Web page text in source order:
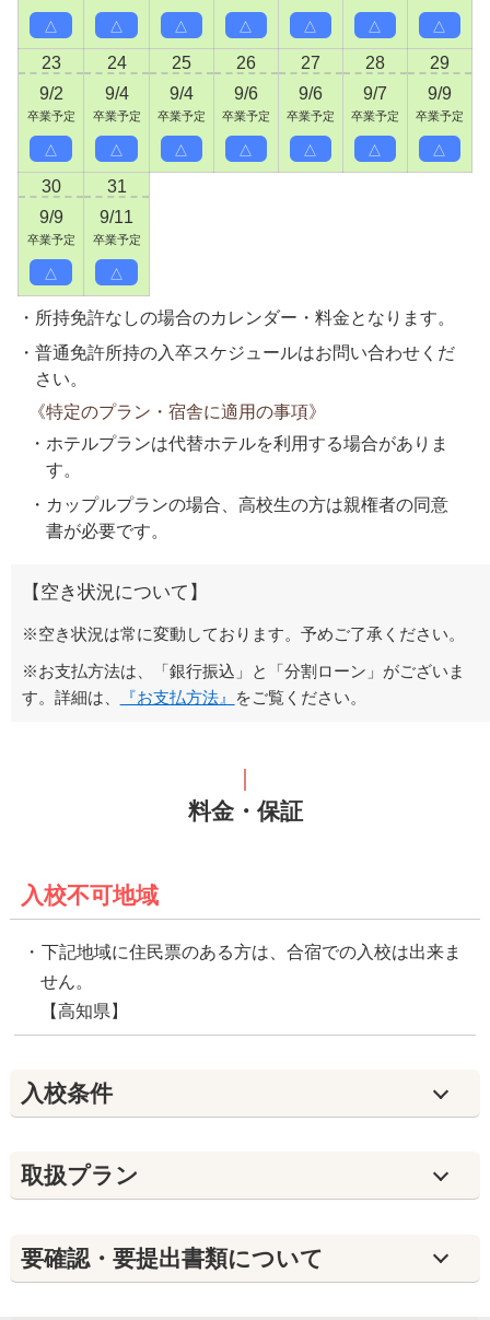
△ △ △ △ △ △ △
23
9/2
卒業予定
△
24
9/4
卒業予定
△
25
9/4
卒業予定
△
26
9/6
卒業予定
△
27
9/6
卒業予定
△
28
9/7
卒業予定
△
29
9/9
卒業予定
△
30
9/9
卒業予定
△
31
9/11
卒業予定
△
所持免許なしの場合のカレンダー・料金となります。
普通免許所持の入卒スケジュールはお問い合わせくだ
さい。
《特定のプラン・宿舎に適用の事項》
ホテルプランは代替ホテルを利用する場合がありま
す。
カップルプランの場合、高校生の方は親権者の同意
書が必要です。
【空き状況について】
※空き状況は常に変動しております。予めご了承ください。
※お支払方法は、「銀行振込」と「分割ローン」がございま
す。詳細は、
『お支払方法』 をご覧ください。
料金・保証
入校不可地域
下記地域に住民票のある方は、合宿での入校は出来ま
せん。
【高知県】
入校条件
取扱プラン
要確認・要提出書類について